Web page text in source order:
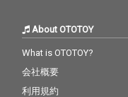
About OTOTOY
What is OTOTOY?
会社概要
利用規約